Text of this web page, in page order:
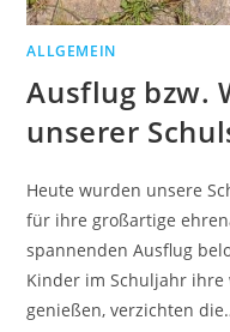
ALLGEMEIN
Ausflug bzw.
unserer
Heute wurden unsere
für ihre großartige
spannenden Ausflug
Kinder im Schuljahr ihre
genießen, verzichten